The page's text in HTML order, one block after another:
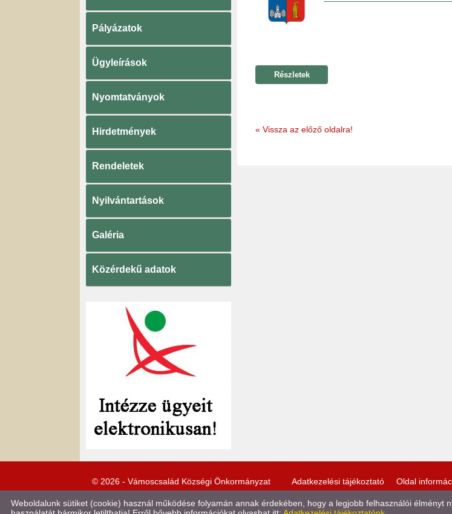
Pályázatok
Ügyleírások
Nyomtatványok
Hirdetmények
Rendeletek
Nyilvántartások
Galéria
Közérdekű adatok
Részletek
« Vissza az előző oldalra!
© 2026 - Vámoscsalád Községi Önkormányzat Adatkezelési tájékoztató Oldal
Weboldalunk sütiket (cookie) használ működése folyamán annak érdekében, hogy a legjobb felhasználói élményt